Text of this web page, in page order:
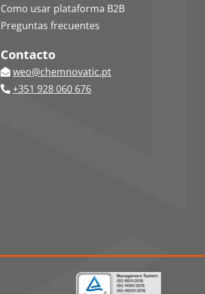
Como usar plataforma B2B
Preguntas frecuentes
Contacto
weo@chemnovatic.pt
+351 928 060 676